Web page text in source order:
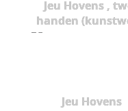
Jeu Hovens ,
handen
Jeu Hovens